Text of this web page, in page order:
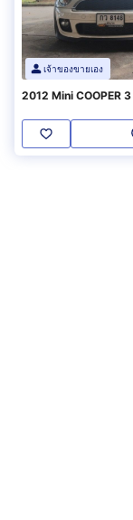
เจ้าของขายเอง
2012 Mini COOPER